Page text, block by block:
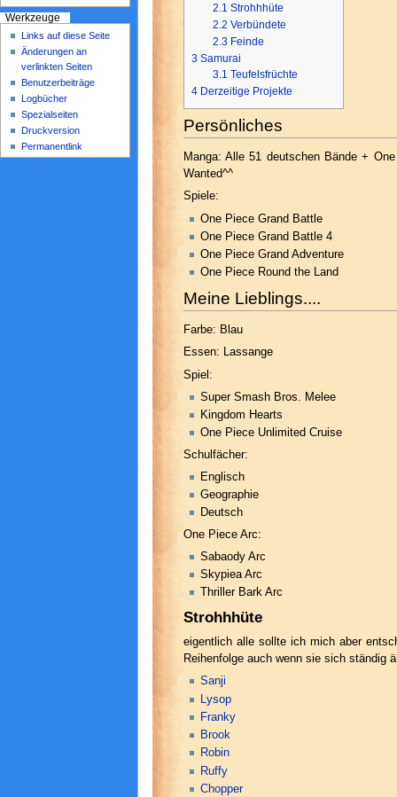
2.1 Strohhhüte
2.2 Verbündete
2.3 Feinde
3 Samurai
3.1 Teufelsfrüchte
4 Derzeitige Projekte
Persönliches
Manga: Alle 51 deutschen Bände +
Wanted^^
Spiele:
One Piece Grand Battle
One Piece Grand Battle 4
One Piece Grand Adventure
One Piece Round the Land
Meine Lieblings....
Farbe: Blau
Essen: Lassange
Spiel:
Super Smash Bros. Melee
Kingdom Hearts
One Piece Unlimited Cruise
Schulfächer:
Englisch
Geographie
Deutsch
One Piece Arc:
Sabaody Arc
Skypiea Arc
Thriller Bark Arc
Strohhhüte
eigentlich alle sollte ich mich aber
Reihenfolge auch wenn sie sich ständig
Sanji
Lysop
Franky
Brook
Robin
Ruffy
Chopper
Werkzeuge
Links auf diese Seite
Änderungen an
verlinkten Seiten
Benutzerbeiträge
Logbücher
Spezialseiten
Druckversion
Permanentlink